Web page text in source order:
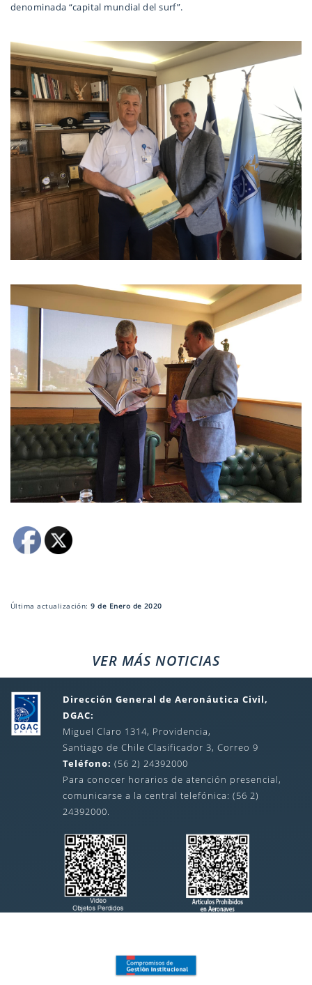
denominada “capital mundial del surf”.
Última actualización:9 de Enero de 2020
VER MÁS NOTICIAS
Dirección General de Aeronáutica Civil,
DGAC:
Miguel Claro 1314, Providencia,
Santiago de Chile Clasificador 3, Correo 9
Teléfono: (56 2) 24392000
Para conocer horarios de atención presencial,
comunicarse a la central telefónica: (56 2)
24392000.